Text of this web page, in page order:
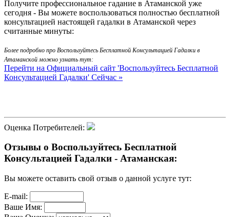
Получите профессиональное гадание в Атаманской уже
сегодня - Вы можете воспользоваться полностью бесплатной
консультацией настоящей гадалки в Атаманской через
считанные минуты:
Более подробно про Воспользуйтесь Бесплатной Консультацией Гадалки в
Атаманской можно узнать тут:
Перейти на Официальный сайт 'Воспользуйтесь Бесплатной
Консультацией Гадалки' Сейчас »
Оценка Потребителей:
Отзывы о Воспользуйтесь Бесплатной
Консультацией Гадалки - Атаманская:
Вы можете оставить свой отзыв о данной услуге тут:
E-mail:
Ваше Имя: